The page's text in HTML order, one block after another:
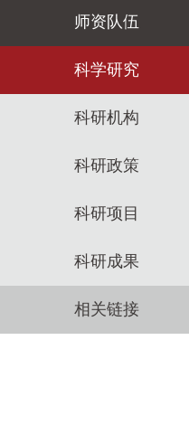
师资队伍
师资概述
教师名录
师资招聘
招聘启事
科学研究
科研机构
科研政策
科研项目
科研成果
相关链接